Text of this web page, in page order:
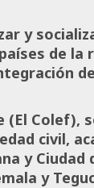
y
de la
(El Colef),
civil,
y Ciudad
y